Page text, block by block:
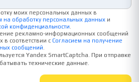
моих персональных данных в
на обработку персональных данных и
конфиденциальности
рекламно-информационных сообщений
в соответствии с Согласием на получение
сообщений
Yandex SmartCaptcha. При отправке
технические данные.